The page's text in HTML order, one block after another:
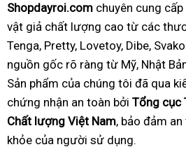
Shopdayroi.com chuyên cung
vật giả chất lượng cao từ các
Tenga, Pretty, Lovetoy, Dibe,
nguồn gốc rõ ràng từ Mỹ, Nhật
Sản phẩm của chúng tôi đã qua
chứng nhận an toàn bởi Tổng cục
Chất lượng Việt Nam, bảo đảm
khỏe của người sử dụng.